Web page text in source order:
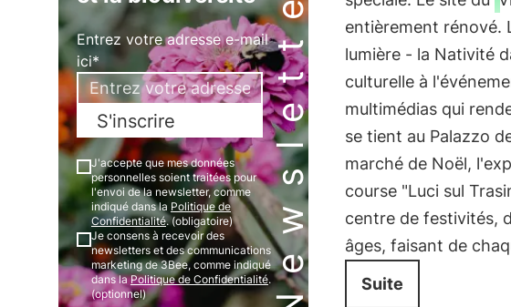
Newsletter
Entrez votre adresse e-mail
ici*
S'inscrire
J'accepte que mes données
personnelles soient traitées pour
l'envoi de la newsletter, comme
indiqué dans la Politique de
Confidentialité. (obligatoire)
Je consens à recevoir des
newsletters et des communications
marketing de 3Bee, comme indiqué
dans laPolitique de Confidentialité.
(optionnel)
entièrement rénové.
lumière - la Nativité
culturelle à
multimédias qui
se tient au Palazzo
marché de Noël,
course "Luci sul
centre de festivités,
âges, faisant de
Suite